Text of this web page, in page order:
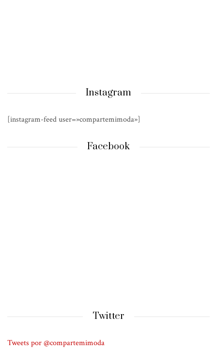
Instagram
[instagram-feed user=»compartemimoda»]
Facebook
Twitter
Tweets por @compartemimoda